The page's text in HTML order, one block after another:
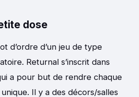
dose
d’ordre d’un jeu de type
Returnal s’inscrit dans
a pour but de rendre chaque
Il y a des décors/salles